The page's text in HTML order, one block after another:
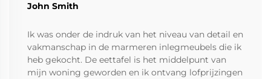
John Smith
Ik was onder de indruk van het niveau van detail en
vakmanschap in de marmeren inlegmeubels die ik
heb gekocht. De eettafel is het middelpunt van
mijn woning geworden en ik ontvang lofprijzingen